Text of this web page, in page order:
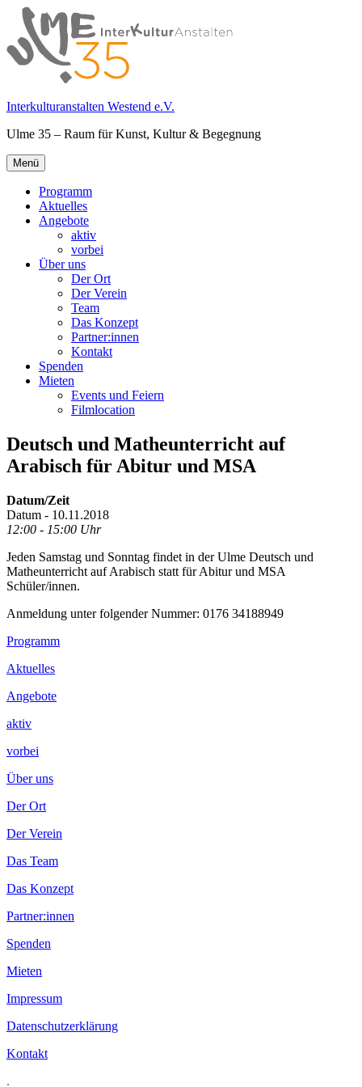
Springe
zum
Inhalt
Interkulturanstalten Westend e.V.
Ulme 35 – Raum für Kunst, Kultur & Begegnung
Primäres
Menü
Menü
Programm
Aktuelles
Angebote
aktiv
vorbei
Über uns
Der Ort
Der Verein
Team
Das Konzept
Partner:innen
Kontakt
Spenden
Mieten
Events und Feiern
Filmlocation
Deutsch und Matheunterricht auf
Arabisch für Abitur und MSA
Datum/Zeit
Datum - 10.11.2018
12:00 - 15:00 Uhr
Jeden Samstag und Sonntag findet in der Ulme Deutsch und
Matheunterricht auf Arabisch statt für Abitur und MSA
Schüler/innen.
Anmeldung unter folgender Nummer: 0176 34188949
Footer
Inhalt
Programm
Aktuelles
Angebote
aktiv
vorbei
Über uns
Der Ort
Der Verein
Das Team
Das Konzept
Partner:innen
Spenden
Mieten
Impressum
Datenschutzerklärung
Kontakt
.